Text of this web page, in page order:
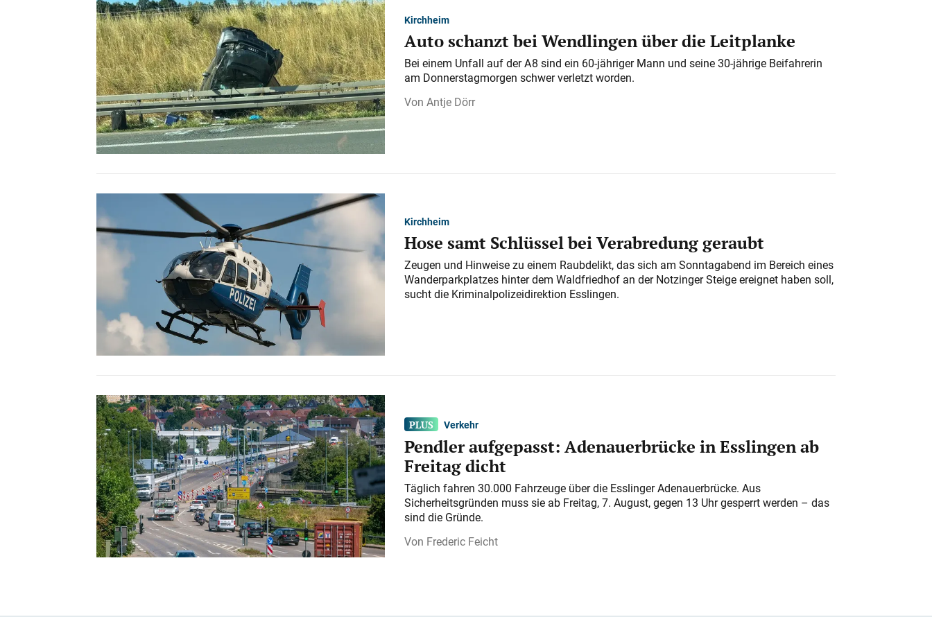
Kirchheim
Auto schanzt bei Wendlingen über die Leitplanke
Bei einem Unfall auf der A 8 sind ein 60-jähriger Mann und seine 30-jährige Beifahrerin
am Donnerstagmorgen schwer verletzt worden.
Antje Dörr
Kirchheim
Hose samt Schlüssel bei Verabredung geraubt
Zeugen und Hinweise zu einem Raubdelikt, das sich am Sonntagabend im Bereich eines
Wanderparkplatzes hinter dem Waldfriedhof an der Notzinger Steige ereignet haben soll,
sucht die Kriminalpolizeidirektion Esslingen.
Verkehr
Pendler aufgepasst: Adenauerbrücke in Esslingen ab
Freitag dicht
Täglich fahren 30.000 Fahrzeuge über die Esslinger Adenauerbrücke. Aus
Sicherheitsgründen muss sie ab Freitag, 7. August, gegen 13 Uhr gesperrt werden – das
sind die Gründe.
Frederic Feicht